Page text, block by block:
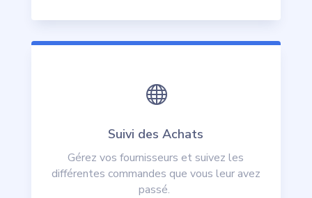

Suivi des Achats
Gérez vos fournisseurs et suivez les
différentes commandes que vous leur avez
passé.